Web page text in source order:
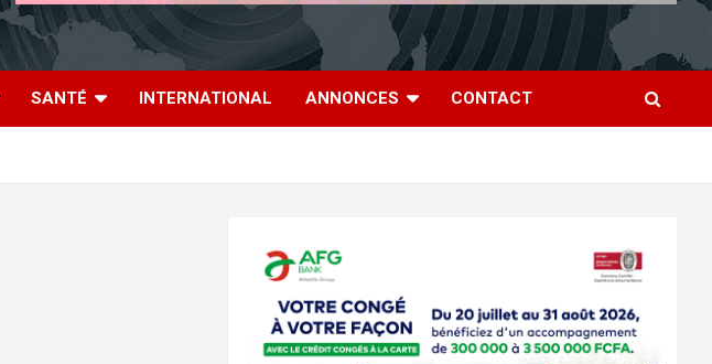
SANTÉ INTERNATIONAL ANNONCES CONTACT